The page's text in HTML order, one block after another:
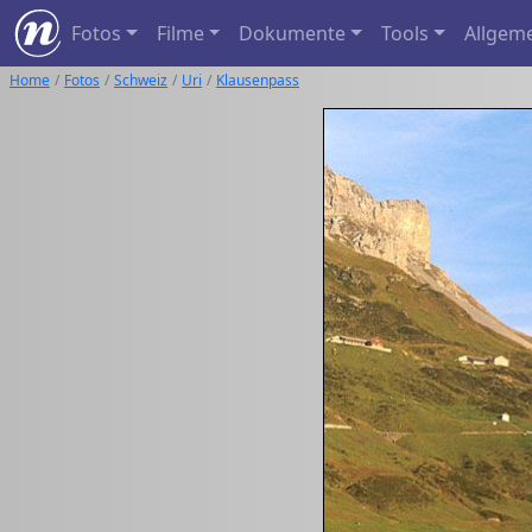
Fotos Filme Dokumente Tools
Home Fotos Schweiz Uri Klausenpass